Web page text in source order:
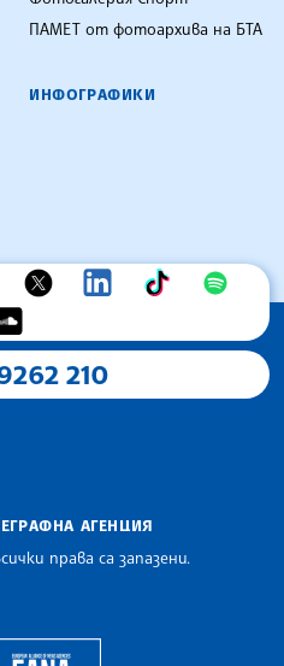
ПАМЕТ от фотоархива на БТА
ИНФОГРАФИКИ
210
АГЕНЦИЯ
права са запазени.
of the Balkan News Agencies